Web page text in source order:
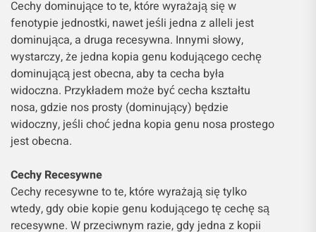
Cechy dominujące to te, które wyrażają się w
fenotypie jednostki, nawet jeśli jedna z alleli jest
dominująca, a druga recesywna. Innymi słowy,
wystarczy, że jedna kopia genu kodującego cechę
dominującą jest obecna, aby ta cecha była
widoczna. Przykładem może być cecha kształtu
nosa, gdzie nos prosty (dominujący) będzie
widoczny, jeśli choć jedna kopia genu nosa prostego
jest obecna.
Cechy Recesywne
Cechy recesywne to te, które wyrażają się tylko
wtedy, gdy obie kopie genu kodującego tę cechę są
recesywne. W przeciwnym razie, gdy jedna z kopii